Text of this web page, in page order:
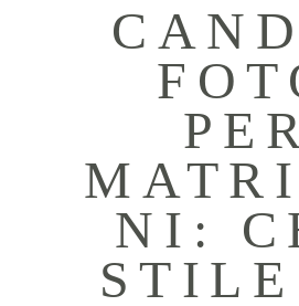
NI:
STILE